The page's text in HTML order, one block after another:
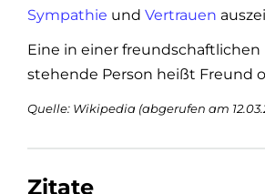
Sympathie und Vertrauen
Eine in einer freundschaftlichen
stehende Person heißt Freund
Quelle: Wikipedia (abgerufen am
Zitate